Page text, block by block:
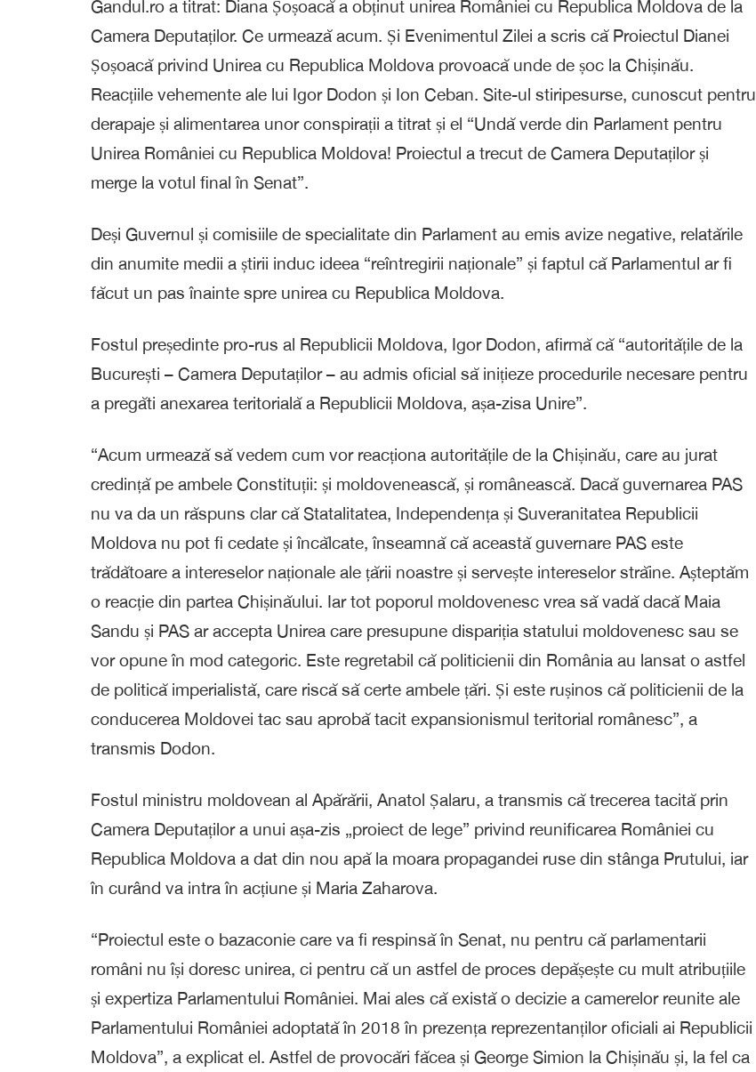
Gandul.ro a titrat: Diana Șoșoacă a obținut unirea României cu Republica Moldova de la
Camera Deputaților. Ce urmează acum. Și Evenimentul Zilei a scris că Proiectul Dianei
Șoșoacă privind Unirea cu Republica Moldova provoacă unde de șoc la Chișinău.
Reacțiile vehemente ale lui Igor Dodon și Ion Ceban. Site-ul stiripesurse, cunoscut pentru
derapaje și alimentarea unor conspirații a titrat și el “Undă verde din Parlament pentru
Unirea României cu Republica Moldova! Proiectul a trecut de Camera Deputaților și
merge la votul final în Senat”.
Deși Guvernul și comisiile de specialitate din Parlament au emis avize negative, relatările
din anumite medii a știrii induc ideea “reîntregirii naționale” și faptul că Parlamentul ar fi
făcut un pas înainte spre unirea cu Republica Moldova.
Fostul președinte pro-rus al Republicii Moldova, Igor Dodon, afirmă că “autoritățile de la
București – Camera Deputaților – au admis oficial să inițieze procedurile necesare pentru
a pregăti anexarea teritorială a Republicii Moldova, așa-zisa Unire”.
“Acum urmează să vedem cum vor reacționa autoritățile de la Chișinău, care au jurat
credință pe ambele Constituții: și moldovenească, și românească. Dacă guvernarea PAS
nu va da un răspuns clar că Statalitatea, Independența și Suveranitatea Republicii
Moldova nu pot fi cedate și încălcate, înseamnă că această guvernare PAS este
trădătoare a intereselor naționale ale țării noastre și servește intereselor străine. Așteptăm
o reacție din partea Chișinăului. Iar tot poporul moldovenesc vrea să vadă dacă Maia
Sandu și PAS ar accepta Unirea care presupune dispariția statului moldovenesc sau se
vor opune în mod categoric. Este regretabil că politicienii din România au lansat o astfel
de politică imperialistă, care riscă să certe ambele țări. Și este rușinos că politicienii de la
conducerea Moldovei tac sau aprobă tacit expansionismul teritorial românesc”, a
transmis Dodon.
Fostul ministru moldovean al Apărării, Anatol Șalaru, a transmis că trecerea tacită prin
Camera Deputaților a unui așa-zis „proiect de lege” privind reunificarea României cu
Republica Moldova a dat din nou apă la moara propagandei ruse din stânga Prutului, iar
în curând va intra în acțiune și Maria Zaharova.
“Proiectul este o bazaconie care va fi respinsă în Senat, nu pentru că parlamentarii
români nu își doresc unirea, ci pentru că un astfel de proces depășește cu mult atribuțiile
și expertiza Parlamentului României. Mai ales că există o decizie a camerelor reunite ale
Parlamentului României adoptată în 2018 în prezența reprezentanților oficiali ai Republicii
Moldova”, a explicat el. Astfel de provocări făcea și George Simion la Chișinău și, la fel ca